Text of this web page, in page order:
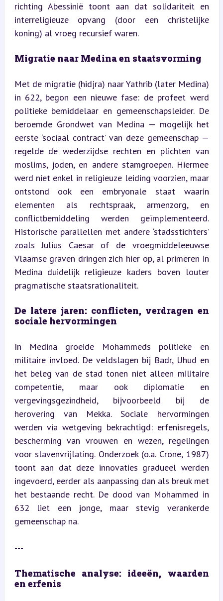
richting Abessinië toont aan dat solidariteit en
interreligieuze opvang (door een christelijke
koning) al vroeg recursief waren.
Migratie naar Medina en staatsvorming
Met de migratie (hidjra) naar Yathrib (later Medina)
in 622, begon een nieuwe fase: de profeet werd
politieke bemiddelaar en gemeenschapsleider. De
beroemde Grondwet van Medina — mogelijk het
eerste ‘sociaal contract’ van deze gemeenschap —
regelde de wederzijdse rechten en plichten van
moslims, joden, en andere stamgroepen. Hiermee
werd niet enkel in religieuze leiding voorzien, maar
ontstond ook een embryonale staat waarin
elementen als rechtspraak, armenzorg, en
conflictbemiddeling werden geïmplementeerd.
Historische parallellen met andere ‘stadsstichters’
zoals Julius Caesar of de vroegmiddeleeuwse
Vlaamse graven dringen zich hier op, al primeren in
Medina duidelijk religieuze kaders boven louter
pragmatische staatsrationaliteit.
De latere jaren: conflicten, verdragen en
sociale hervormingen
In Medina groeide Mohammeds politieke en
militaire invloed. De veldslagen bij Badr, Uhud en
het beleg van de stad tonen niet alleen militaire
competentie, maar ook diplomatie en
vergevingsgezindheid, bijvoorbeeld bij de
herovering van Mekka. Sociale hervormingen
werden via wetgeving bekrachtigd: erfenisregels,
bescherming van vrouwen en wezen, regelingen
voor slavenvrijlating. Onderzoek (o.a. Crone, 1987)
toont aan dat deze innovaties gradueel werden
ingevoerd, eerder als aanpassing dan als breuk met
het bestaande recht. De dood van Mohammed in
632 liet een jonge, maar stevig verankerde
gemeenschap na.
---
Thematische analyse: ideeën, waarden
en erfenis